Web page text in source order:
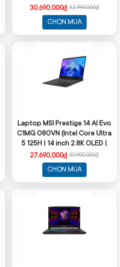
NoOS, Màu đen)
30,690,000₫ 32,990,000₫
CHỌN MUA
Laptop MSI Prestige 14 AI Evo
C1MG 080VN (Intel Core Ultra
5 125H | 14 inch 2.8K OLED |
32GB | 512GB | Win 11 | Xám)
27,690,000₫ 30,900,000₫
CHỌN MUA